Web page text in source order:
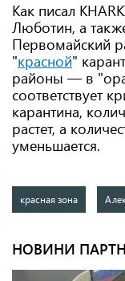
Как писал
Люботин, а
Первомайский
"красной"
районы — в
соответствует
карантина,
растет, а
уменьшается.
красная зона